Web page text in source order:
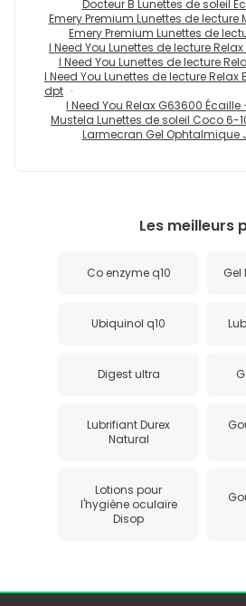
Docteur B Lunettes de soleil
Emery Premium Lunettes de lecture
Emery Premium Lunettes de
I Need You Lunettes de lecture
I Need You Lunettes de lecture
I Need You Lunettes de lecture Relax
dpt
I Need You Relax G63600
Mustela Lunettes de soleil Coco 6-
Larmecran Gel Ophtalmique
Les meilleurs
Co enzyme q10
Ubiquinol q10
Digest ultra
Lubrifiant Durex
Natural
Lotions pour
l'hygiène oculaire
Disop